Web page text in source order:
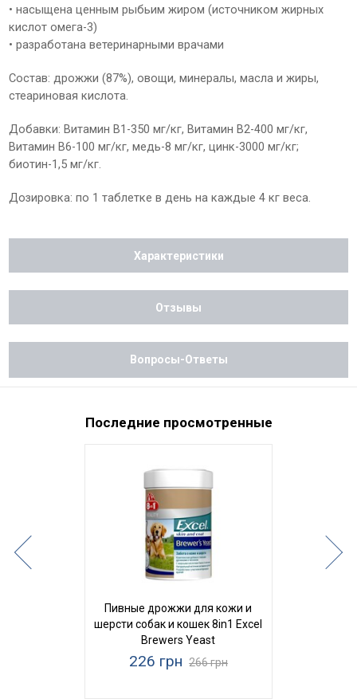
• насыщена ценным рыбьим жиром (источником жирных
кислот омега-3)
• разработана ветеринарными врачами
Состав: дрожжи (87%), овощи, минералы, масла и жиры,
стеариновая кислота.
Добавки: Витамин B1-350 мг/кг, Витамин В2-400 мг/кг,
Витамин В6-100 мг/кг, медь-8 мг/кг, цинк-3000 мг/кг;
биотин-1,5 мг/кг.
Дозировка: по 1 таблетке в день на каждые 4 кг веса.
Характеристики
Отзывы
Вопросы-Ответы
Последние просмотренные
Пивные дрожжи для кожи и
шерсти собак и кошек 8in1 Excel
Brewers Yeast
226 грн 266 грн